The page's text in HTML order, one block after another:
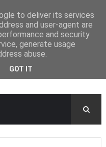
to deliver its services
and user-agent are
and security
generate usage
abuse.
GOT IT